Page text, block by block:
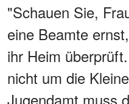
"Schauen Sie,
eine Beamte
ihr Heim
nicht um die
Jugendamt muss